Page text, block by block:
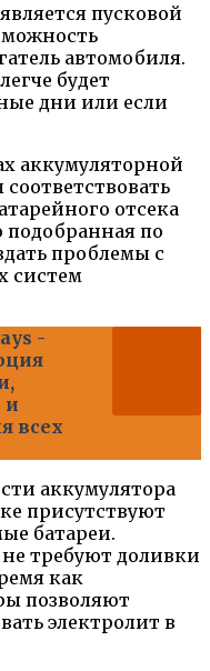
пусковой
автомобиля.
будет
дни или если
аккумуляторной
отсека
подобранная по
проблемы с
систем
-
и
всех
аккумулятора
присутствуют
батареи.
требуют доливки
как
позволяют
электролит в